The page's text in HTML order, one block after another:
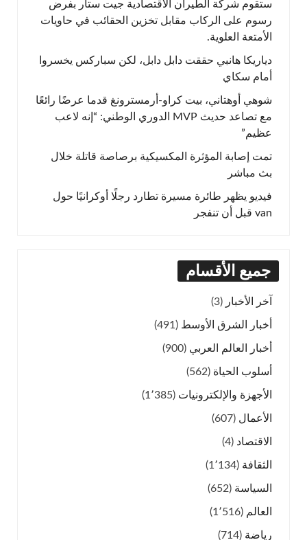
ستقوم شركة الطيران الاقتصادية جيت ستار بفرض
رسوم على الركاب مقابل تخزين الحقائب في حاويات
الأمتعة العلوية.
دياريكا هانبي حققت دابل دابل، لكن سباركس يخسروا
أمام سكاي
شوهي أوهتاني، بيت كراو-أرمسترونغ قدما عرضًا رائعًا
مع تصاعد حديث MVP الدوري الوطني: “إنه لاعب
عظيم”
تمت إصابة المؤثرة المكسيكية برصاصة قاتلة خلال
بث مباشر
فيديو يظهر طائرة مسيرة تطارد رجلًا أوكرانيًا حول
van قبل أن تنفجر
جميع الأقسام
آخر الأخبار (3)
أخبار الشرق الأوسط (491)
أخبار العالم العربي (900)
أسلوب الحياة (562)
الأجهزة والإلكترونيات (1٬385)
الأعمال (607)
الاقتصاد (4)
الثقافة (1٬134)
السياسة (652)
العالم (1٬516)
رياضة (714)